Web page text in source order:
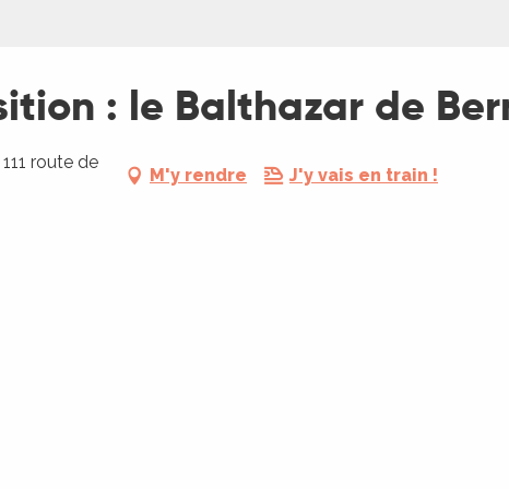
: le Balthazar de
route de
M'y rendre J'y vais en train !